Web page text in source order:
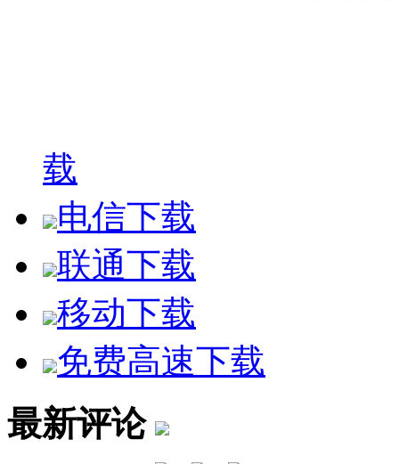
载
电信下载
联通下载
移动下载
免费高速下载
最新评论